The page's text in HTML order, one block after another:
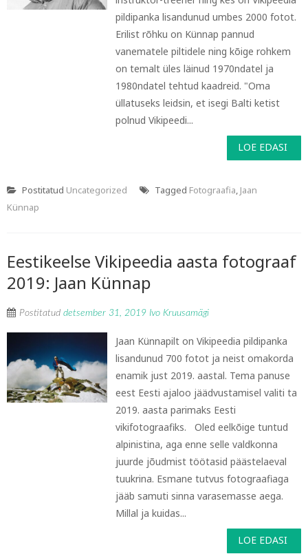
pildipanka lisandunud umbes 2000 fotot.
Erilist rõhku on Künnap pannud
vanematele piltidele ning kõige rohkem
on temalt üles läinud 1970ndatel ja
1980ndatel tehtud kaadreid. "Oma
üllatuseks leidsin, et isegi Balti ketist
polnud Vikipeedi...
LOE EDASI
Postitatud Uncategorized Tagged Fotograafia, Jaan
Künnap
Eestikeelse Vikipeedia aasta fotograaf
2019: Jaan Künnap
Postitatud detsember 31, 2019 Ivo Kruusamägi
Jaan Künnapilt on Vikipeedia pildipanka
lisandunud 700 fotot ja neist omakorda
enamik just 2019. aastal. Tema panuse
eest Eesti ajaloo jäädvustamisel valiti ta
2019. aasta parimaks Eesti
vikifotograafiks. Oled eelkõige tuntud
alpinistina, aga enne selle valdkonna
juurde jõudmist töötasid päästelaeval
tuukrina. Esmane tutvus fotograafiaga
jääb samuti sinna varasemasse aega.
Millal ja kuidas...
LOE EDASI